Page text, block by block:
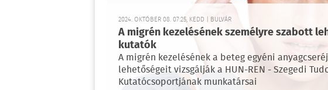
2024. OKTÓBER 08. 07:25, KEDD | BULVÁR
A migrén kezelésének személyre szabott
kutatók
A migrén kezelésének a beteg egyéni
lehetőségeit vizsgálják a HUN-REN - Szegedi
Kutatócsoportjának munkatársai